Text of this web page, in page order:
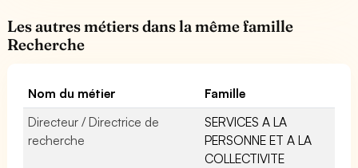
Les autres métiers dans la même famille
Recherche
Nom du métier
Famille
Directeur / Directrice de
recherche
SERVICES A LA
PERSONNE ET A LA
COLLECTIVITE